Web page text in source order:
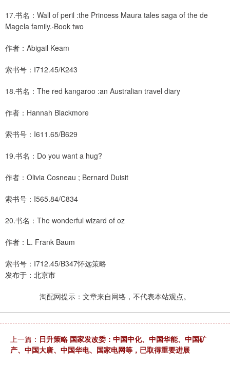
17.书名：Wall of peril :the Princess Maura tales saga of the de
Magela family.·Book two
作者：Abigail Keam
索书号：I712.45/K243
18.书名：The red kangaroo :an Australian travel diary
作者：Hannah Blackmore
索书号：I611.65/B629
19.书名：Do you want a hug?
作者：Olivia Cosneau ; Bernard Duisit
索书号：I565.84/C834
20.书名：The wonderful wizard of oz
作者：L. Frank Baum
索书号：I712.45/B347怀远策略
发布于：北京市
淘配网提示：文章来自网络，不代表本站观点。
上一篇： 日升策略 国家发改委：中国中化、中国华能、中国矿
产、中国大唐、中国华电、国家电网等，已取得重要进展